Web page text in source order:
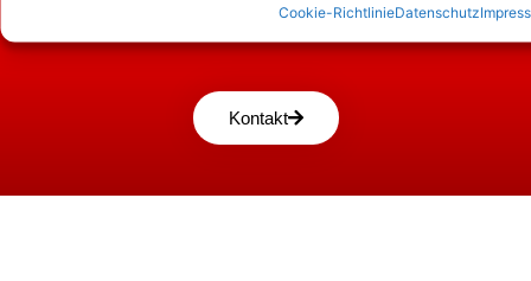
Cookie-RichtlinieDatenschutz
Kontakt